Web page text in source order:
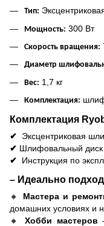
Тип:
Мощность: 300 Вт
Скорость вращения:
Диаметр
Вес: 1,7 кг
Комплектация:
Комплектация
✔
Эксцентриковая
✔ Шлифовальный диск
✔ Инструкция по
– Идеально
🔸 Мастера и
домашних условиях и
🔸 Хобби мастеров